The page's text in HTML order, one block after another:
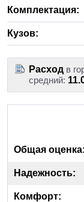
Комплектация:
Кузов:
Расход в
средний:
Общая оценка:
Надежность:
Комфорт: